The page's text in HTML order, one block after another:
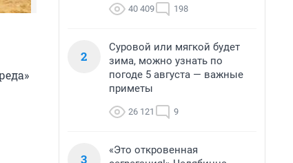
40 409 198
2
Суровой или мягкой будет
зима, можно узнать по
погоде 5 августа — важные
приметы
26 121 9
3
«Это откровенная